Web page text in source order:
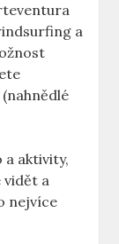
a
(nahnědlé
a aktivity,
vidět a
nejvíce